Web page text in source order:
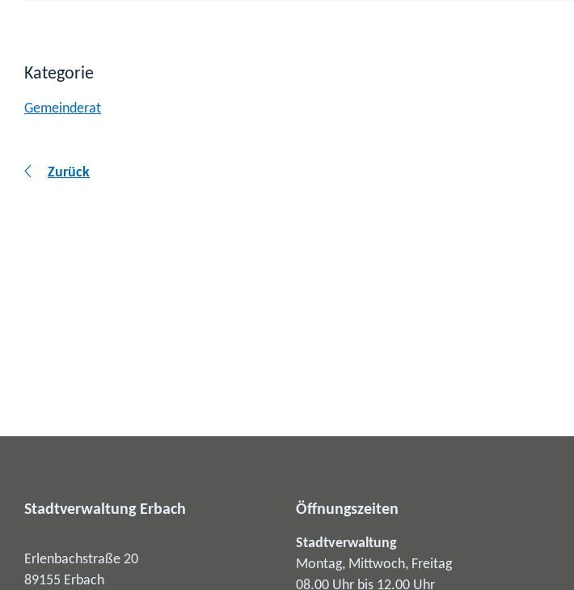
Kategorie
Gemeinderat
Zurück
Stadtverwaltung Erbach
Erlenbachstraße 20
89155 Erbach
Öffnungszeiten
Stadtverwaltung
Montag, Mittwoch, Freitag
08.00 Uhr bis 12.00 Uhr